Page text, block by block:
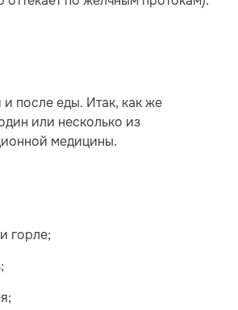
после еды. Итак, как же
или несколько из
медицины.
горле;